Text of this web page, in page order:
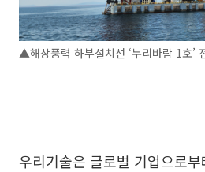
▲해상풍력 하부설치선 ‘누리바람 1호’
우리기술은 글로벌 기업으로